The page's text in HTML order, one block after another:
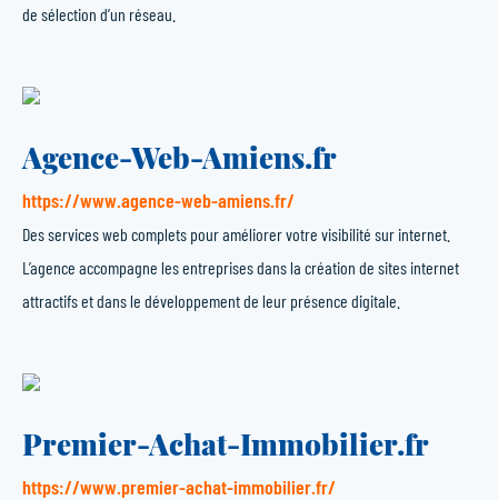
de sélection d’un réseau.
Agence-Web-Amiens.fr
https://www.agence-web-amiens.fr/
Des services web complets pour améliorer votre visibilité sur internet.
L’agence accompagne les entreprises dans la création de sites internet
attractifs et dans le développement de leur présence digitale.
Premier-Achat-Immobilier.fr
https://www.premier-achat-immobilier.fr/